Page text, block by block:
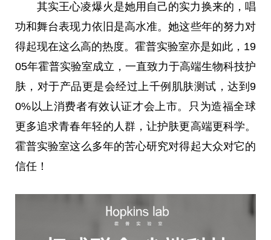
其实王心凌爆火是她用自己的实力换来的，唱
功和舞台表现力依旧是高水准。她这些年的努力对
得起现在这么高的热度。霍普实验室亦是如此，19
05年霍普实验室成立，一直致力于高端生物科技护
肤，对于产品更是会经过上千例肌肤测试，达到9
0%以上消费者有效认证才会上市。只为造福全球
更多追求青春年轻的人群，让护肤更高端更科学。
霍普实验室这么多年的苦心研究对得起大众对它的
信任！